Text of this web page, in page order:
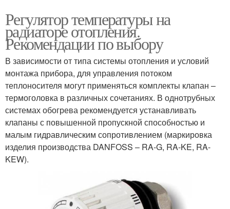
Регулятор температуры на
радиаторе отопления.
Рекомендации по выбору
В зависимости от типа системы отопления и условий
монтажа прибора, для управления потоком
теплоносителя могут применяться комплекты клапан –
термоголовка в различных сочетаниях. В однотрубных
системах обогрева рекомендуется устанавливать
клапаны с повышенной пропускной способностью и
малым гидравлическим сопротивлением (маркировка
изделия производства DANFOSS – RA-G, RA-KE, RA-
KEW).